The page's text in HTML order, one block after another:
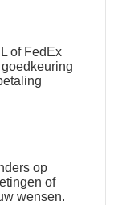
of FedEx
op
of
wensen.